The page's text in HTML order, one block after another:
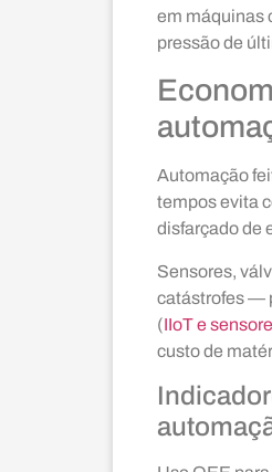
em máquinas
pressão de
Automação
tempos evita
disfarçado de
Sensores,
catástrofes —
(IIoT e
custo de